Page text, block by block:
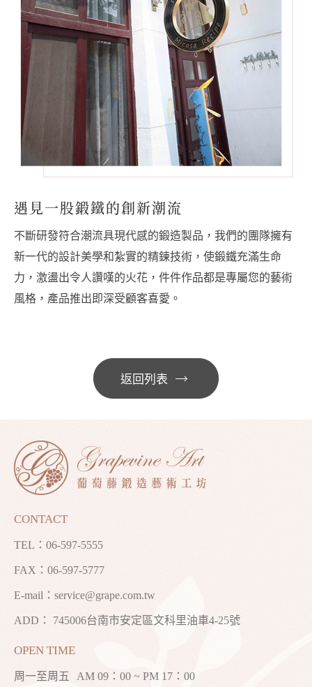
遇見一股鍛鐵的創新潮流
不斷研發符合潮流具現代感的鍛造製品，我們的團隊擁有
新一代的設計美學和紮實的精鍊技術，使鍛鐵充滿生命
力，激盪出令人讚嘆的火花，件件作品都是專屬您的藝術
風格，產品推出即深受顧客喜愛。
返回列表
CONTACT
TEL： 06-597-5555
FAX：06-597-5777
E-mail： service@grape.com.tw
ADD： 745006台南市安定區文科里油車4-25號
OPEN TIME
周一至周五 AM 09：00 ~ PM 17：00